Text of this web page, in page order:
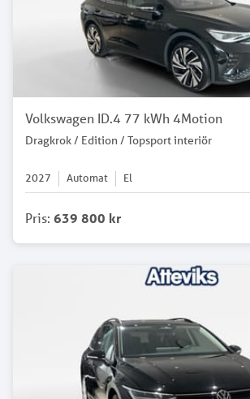
Volkswagen ID.4 77 kWh 4Motion
Dragkrok / Edition / Topsport interiör
2027 Automat El
Pris: 639 800 kr